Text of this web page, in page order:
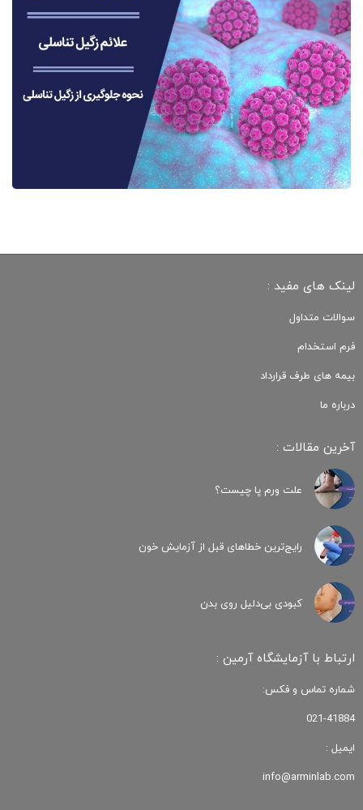
لینک های مفید :
سوالات متداول
فرم استخدام
بیمه های طرف قرارداد
درباره ما
آخرین مقالات :
علت ورم پا چیست؟
رایج‌ترین خطاهای قبل از آزمایش خون
کبودی‌ بی‌دلیل روی بدن
ارتباط با آزمایشگاه آرمین :
شماره تماس و فکس:
021-41884
ایمیل :
info@arminlab.com